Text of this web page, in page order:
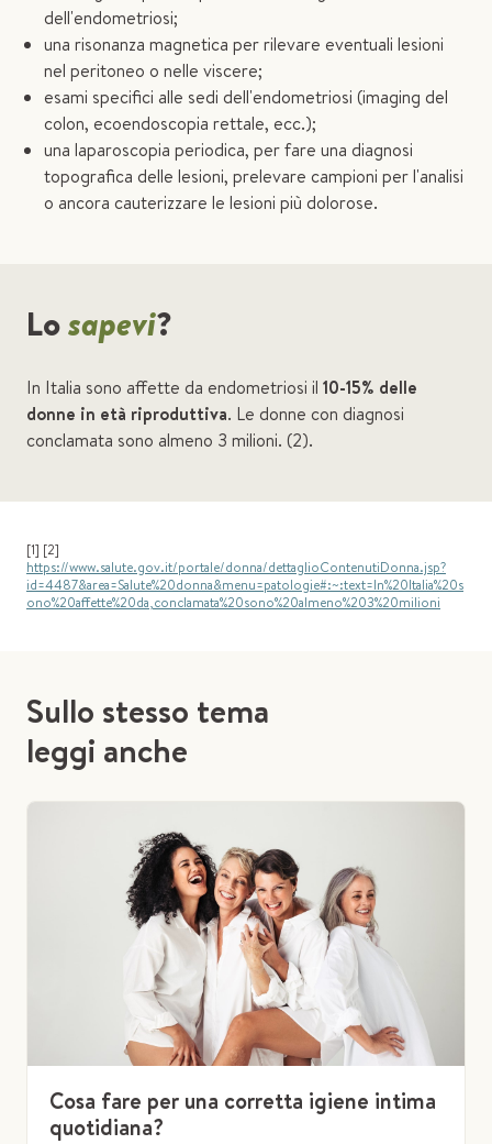
dell'endometriosi;
una risonanza magnetica per rilevare eventuali lesioni
nel peritoneo o nelle viscere;
esami specifici alle sedi dell'endometriosi (imaging del
colon, ecoendoscopia rettale, ecc.);
una laparoscopia periodica, per fare una diagnosi
topografica delle lesioni, prelevare campioni per l'analisi
o ancora cauterizzare le lesioni più dolorose.
Losapevi?
In Italia sono affette da endometriosi il 10-15% delle
donne in età riproduttiva. Le donne con diagnosi
conclamata sono almeno 3 milioni. (2).
[1] [2]
https://www.salute.gov.it/portale/donna/dettaglioContenutiDonna.jsp?
id=4487&area=Salute%20donna&menu=patologie#:~:text=In%20Italia%20s
ono%20affette%20da,conclamata%20sono%20almeno%203%20milioni
Sullo stesso tema
leggi anche
Cosa fare per una corretta igiene intima
quotidiana?